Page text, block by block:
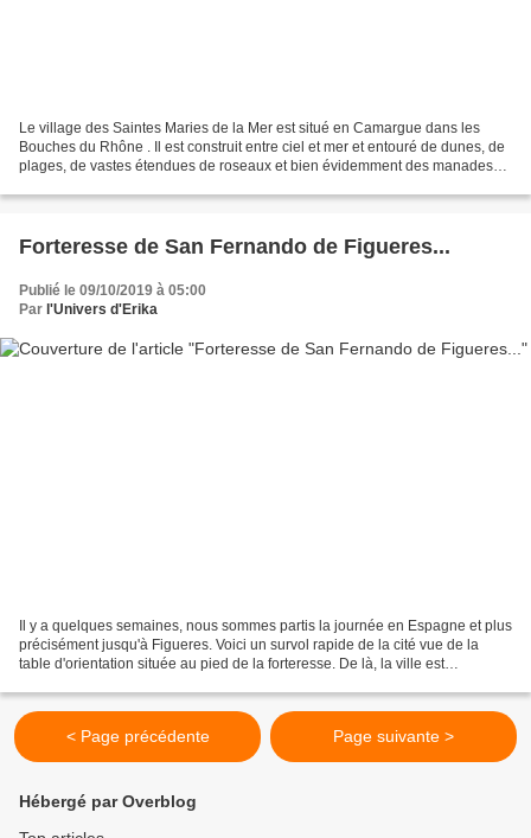
Le village des Saintes Maries de la Mer est situé en Camargue dans les
Bouches du Rhône . Il est construit entre ciel et mer et entouré de dunes, de
plages, de vastes étendues de roseaux et bien évidemment des manades
Forteresse de San Fernando de Figueres...
Publié le 09/10/2019 à 05:00
Par l'Univers d'Erika
Il y a quelques semaines, nous sommes partis la journée en Espagne et plus
précisément jusqu'à Figueres. Voici un survol rapide de la cité vue de la
table d'orientation située au pied de la forteresse. De là, la ville est
< Page précédente Page suivante >
Hébergé par Overblog